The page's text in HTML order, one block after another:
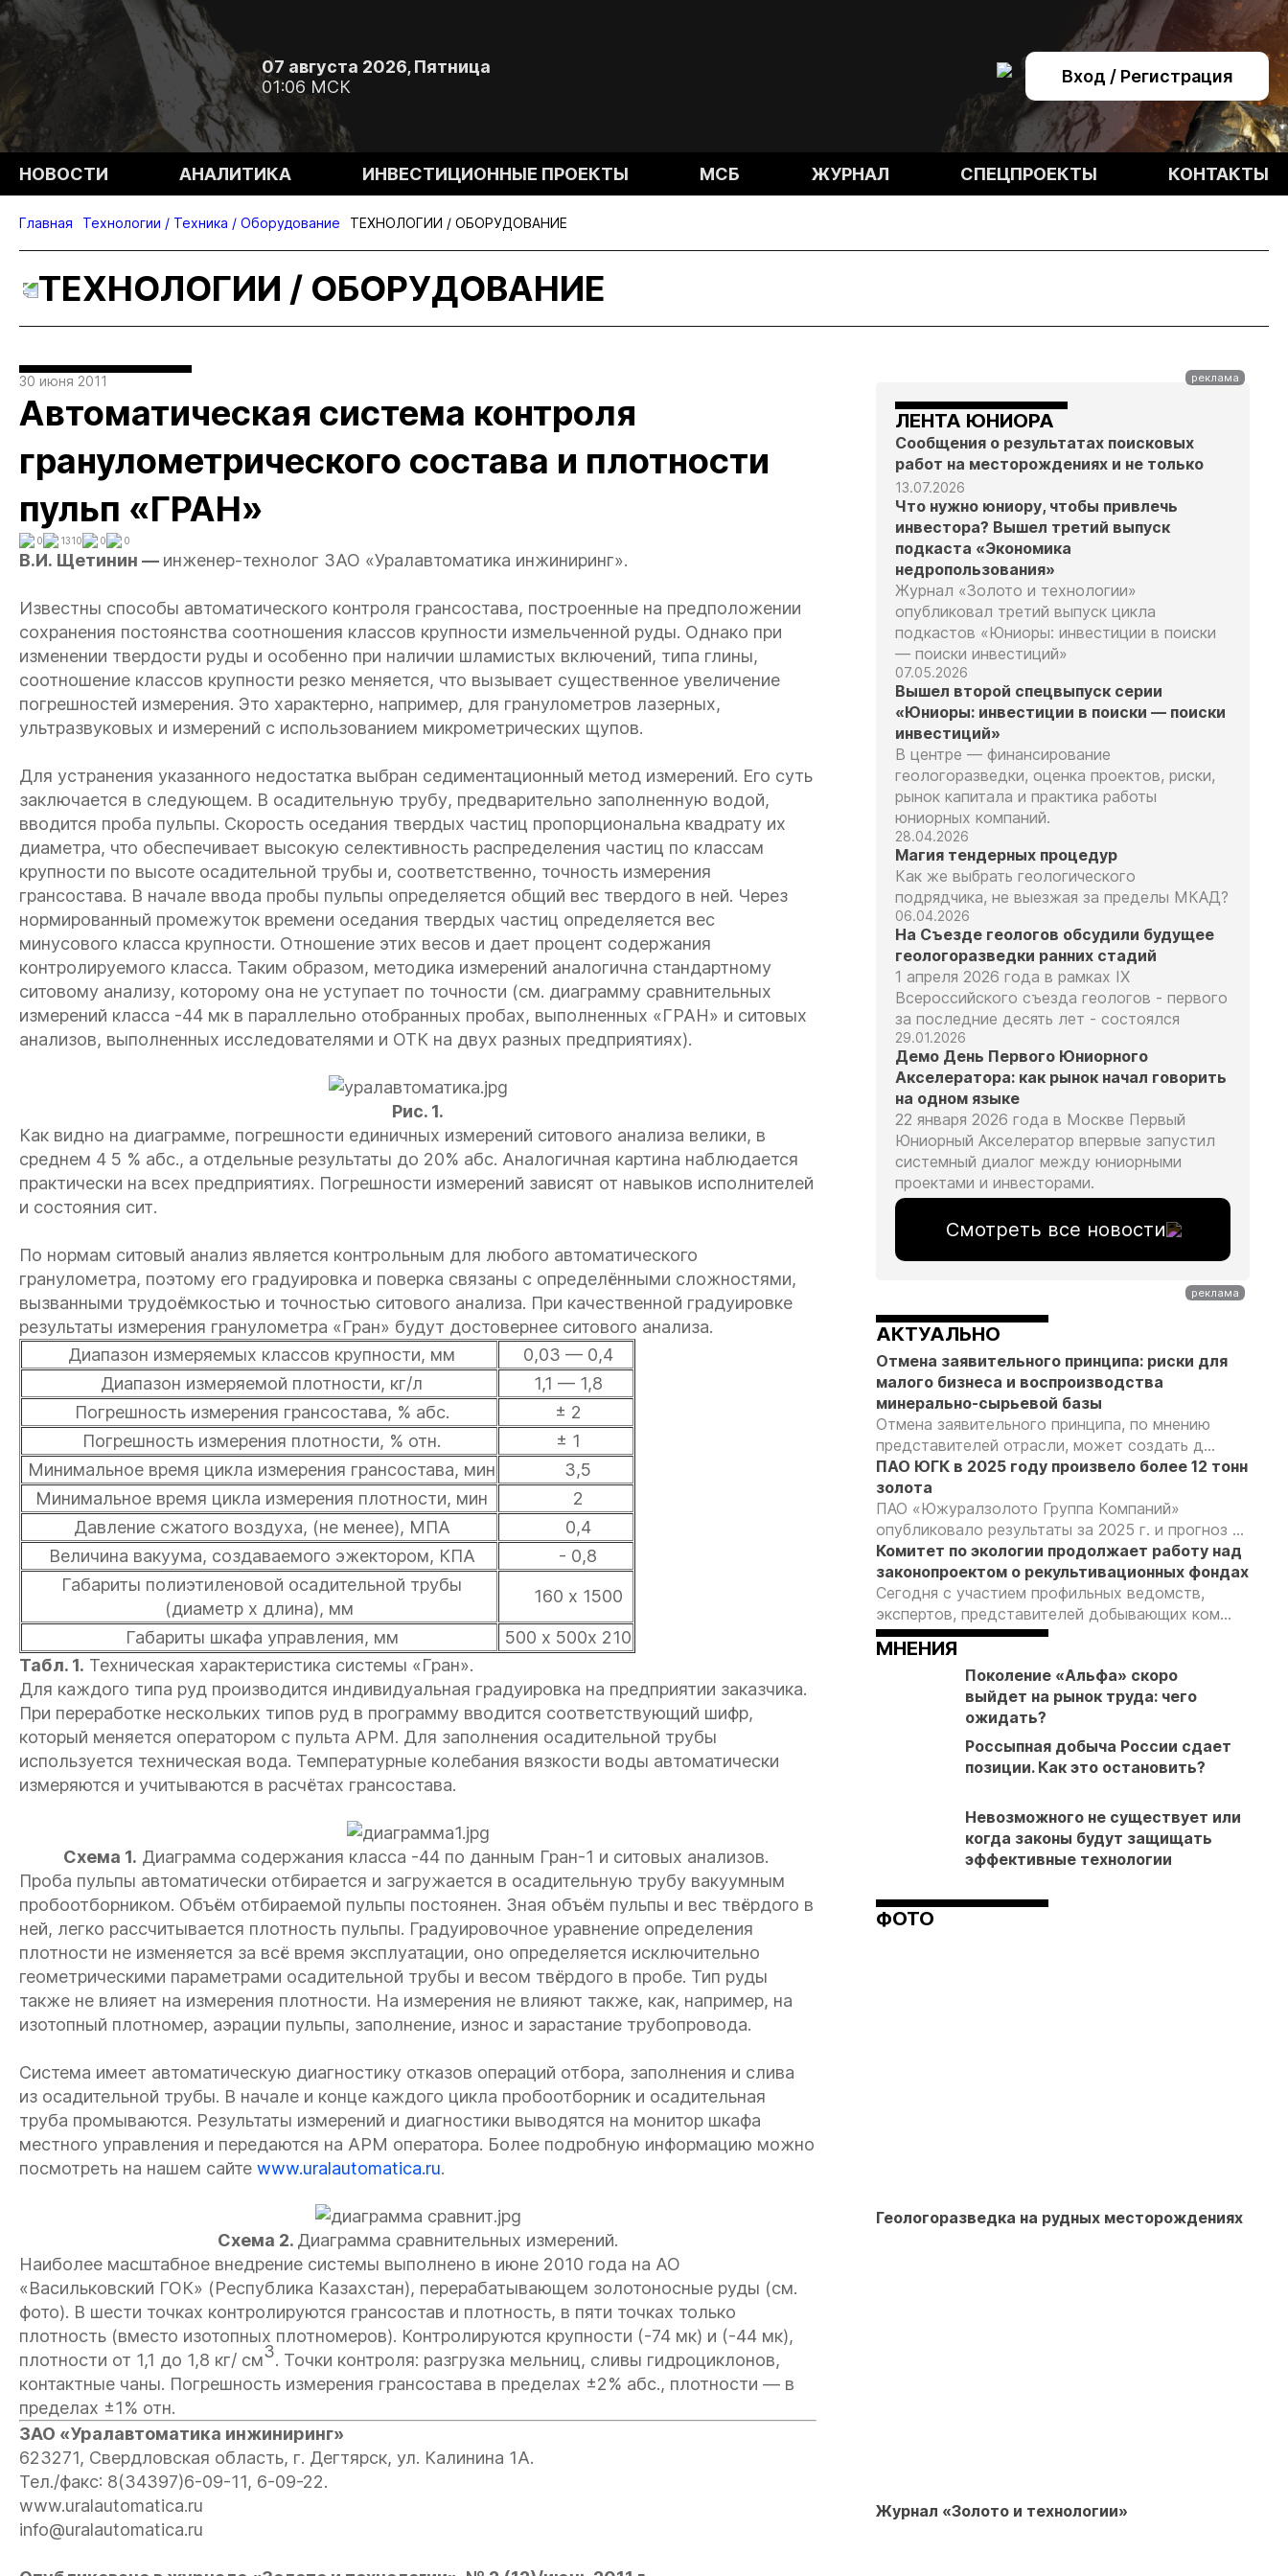
07 августа 2026, Пятница
01:06 МСК
Вход / Регистрация
НОВОСТИ АНАЛИТИКА ИНВЕСТИЦИОННЫЕ ПРОЕКТЫ МСБ ЖУРНАЛ СПЕЦПРОЕКТЫ КОНТАКТЫ
Главная Технологии / Техника / Оборудование ТЕХНОЛОГИИ / ОБОРУДОВАНИЕ
ТЕХНОЛОГИИ / ОБОРУДОВАНИЕ
30 июня 2011
Автоматическая система контроля
гранулометрического состава и плотности
пульп «ГРАН»
0 1310 0 0
В.И. Щетинин — инженер-технолог ЗАО «Уралавтоматика инжиниринг».
Известны способы автоматического контроля грансостава, построенные на предположении
сохранения постоянства соотношения классов крупности измельченной руды. Однако при
изменении твердости руды и особенно при наличии шламистых включений, типа глины,
соотношение классов крупности резко меняется, что вызывает существенное увеличение
погрешностей измерения. Это характерно, например, для гранулометров лазерных,
ультразвуковых и измерений с использованием микрометрических щупов.
Для устранения указанного недостатка выбран седиментационный метод измерений. Его суть
заключается в следующем. В осадительную трубу, предварительно заполненную водой,
вводится проба пульпы. Скорость оседания твердых частиц пропорциональна квадрату их
диаметра, что обеспечивает высокую селективность распределения частиц по классам
крупности по высоте осадительной трубы и, соответственно, точность измерения
грансостава. В начале ввода пробы пульпы определяется общий вес твердого в ней. Через
нормированный промежуток времени оседания твердых частиц определяется вес
минусового класса крупности. Отношение этих весов и дает процент содержания
контролируемого класса. Таким образом, методика измерений аналогична стандартному
ситовому анализу, которому она не уступает по точности (см. диаграмму сравнительных
измерений класса -44 мк в параллельно отобранных пробах, выполненных «ГРАН» и ситовых
анализов, выполненных исследователями и ОТК на двух разных предприятиях).
Рис. 1.
Как видно на диаграмме, погрешности единичных измерений ситового анализа велики, в
среднем 4 5 % абс., а отдельные результаты до 20% абс. Аналогичная картина наблюдается
практически на всех предприятиях. Погрешности измерений зависят от навыков исполнителей
и состояния сит.
По нормам ситовый анализ является контрольным для любого автоматического
гранулометра, поэтому его градуировка и поверка связаны с определёнными сложностями,
вызванными трудоёмкостью и точностью ситового анализа. При качественной градуировке
результаты измерения гранулометра «Гран» будут достовернее ситового анализа.
Диапазон измеряемых классов крупности, мм
0,03 — 0,4
Диапазон измеряемой плотности, кг/л
1,1 — 1,8
Погрешность измерения грансостава, % абс.
± 2
Погрешность измерения плотности, % отн.
± 1
Минимальное время цикла измерения грансостава, мин
3,5
Минимальное время цикла измерения плотности, мин
2
Давление сжатого воздуха, (не менее), МПА
0,4
Величина вакуума, создаваемого эжектором, КПА
- 0,8
Габариты полиэтиленовой осадительной трубы
(диаметр х длина), мм
160 х 1500
Габариты шкафа управления, мм
500 х 500х 210
Табл. 1. Техническая характеристика системы «Гран».
Для каждого типа руд производится индивидуальная градуировка на предприятии заказчика.
При переработке нескольких типов руд в программу вводится соответствующий шифр,
который меняется оператором с пульта АРМ. Для заполнения осадительной трубы
используется техническая вода. Температурные колебания вязкости воды автоматически
измеряются и учитываются в расчётах грансостава.
Схема 1. Диаграмма содержания класса -44 по данным Гран-1 и ситовых анализов.
Проба пульпы автоматически отбирается и загружается в осадительную трубу вакуумным
пробоотборником. Объём отбираемой пульпы постоянен. Зная объём пульпы и вес твёрдого в
ней, легко рассчитывается плотность пульпы. Градуировочное уравнение определения
плотности не изменяется за всё время эксплуатации, оно определяется исключительно
геометрическими параметрами осадительной трубы и весом твёрдого в пробе. Тип руды
также не влияет на измерения плотности. На измерения не влияют также, как, например, на
изотопный плотномер, аэрации пульпы, заполнение, износ и зарастание трубопровода.
Система имеет автоматическую диагностику отказов операций отбора, заполнения и слива
из осадительной трубы. В начале и конце каждого цикла пробоотборник и осадительная
труба промываются. Результаты измерений и диагностики выводятся на монитор шкафа
местного управления и передаются на АРМ оператора. Более подробную информацию можно
посмотреть на нашем сайте www.uralautomatica.ru.
Схема 2. Диаграмма сравнительных измерений.
Наиболее масштабное внедрение системы выполнено в июне 2010 года на АО
«Васильковский ГОК» (Республика Казахстан), перерабатывающем золотоносные руды (см.
фото). В шести точках контролируются грансостав и плотность, в пяти точках только
плотность (вместо изотопных плотномеров). Контролируются крупности (-74 мк) и (-44 мк),
плотности от 1,1 до 1,8 кг/ см3. Точки контроля: разгрузка мельниц, сливы гидроциклонов,
контактные чаны. Погрешность измерения грансостава в пределах ±2% абс., плотности — в
пределах ±1% отн.
ЗАО «Уралавтоматика инжиниринг»
623271, Свердловская область, г. Дегтярск, ул. Калинина 1А.
Тел./факс: 8(34397)6-09-11, 6-09-22.
www.uralautomatica.ru
info@uralautomatica.ru
ЛЕНТА ЮНИОРА
Сообщения о результатах поисковых
работ на месторождениях и не только
13.07.2026
Что нужно юниору, чтобы привлечь
инвестора? Вышел третий выпуск
подкаста «Экономика
недропользования»
Журнал «Золото и технологии»
опубликовал третий выпуск цикла
подкастов «Юниоры: инвестиции в поиски
— поиски инвестиций»
07.05.2026
Вышел второй спецвыпуск серии
«Юниоры: инвестиции в поиски — поиски
инвестиций»
В центре — финансирование
геологоразведки, оценка проектов, риски,
рынок капитала и практика работы
юниорных компаний.
28.04.2026
Магия тендерных процедур
Как же выбрать геологического
подрядчика, не выезжая за пределы МКАД?
06.04.2026
На Съезде геологов обсудили будущее
геологоразведки ранних стадий
1 апреля 2026 года в рамках IX
Всероссийского съезда геологов - первого
за последние десять лет - состоялся
29.01.2026
Демо День Первого Юниорного
Акселератора: как рынок начал говорить
на одном языке
22 января 2026 года в Москве Первый
Юниорный Акселератор впервые запустил
системный диалог между юниорными
проектами и инвесторами.
Смотреть все новости
АКТУАЛЬНО
Отмена заявительного принципа: риски для
малого бизнеса и воспроизводства
минерально-сырьевой базы
Отмена заявительного принципа, по мнению
представителей отрасли, может создать д...
ПАО ЮГК в 2025 году произвело более 12 тонн
золота
ПАО «Южуралзолото Группа Компаний»
опубликовало результаты за 2025 г. и прогноз ...
Комитет по экологии продолжает работу над
законопроектом о рекультивационных фондах
Сегодня с участием профильных ведомств,
экспертов, представителей добывающих ком...
МНЕНИЯ
Поколение «Альфа» скоро
выйдет на рынок труда: чего
ожидать?
Россыпная добыча России сдает
позиции. Как это остановить?
Невозможного не существует или
когда законы будут защищать
эффективные технологии
ФОТО
Геологоразведка на рудных месторождениях
Журнал «Золото и технологии»